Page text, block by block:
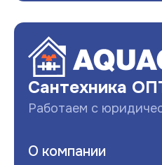
Сантехника
Работаем с
О компании